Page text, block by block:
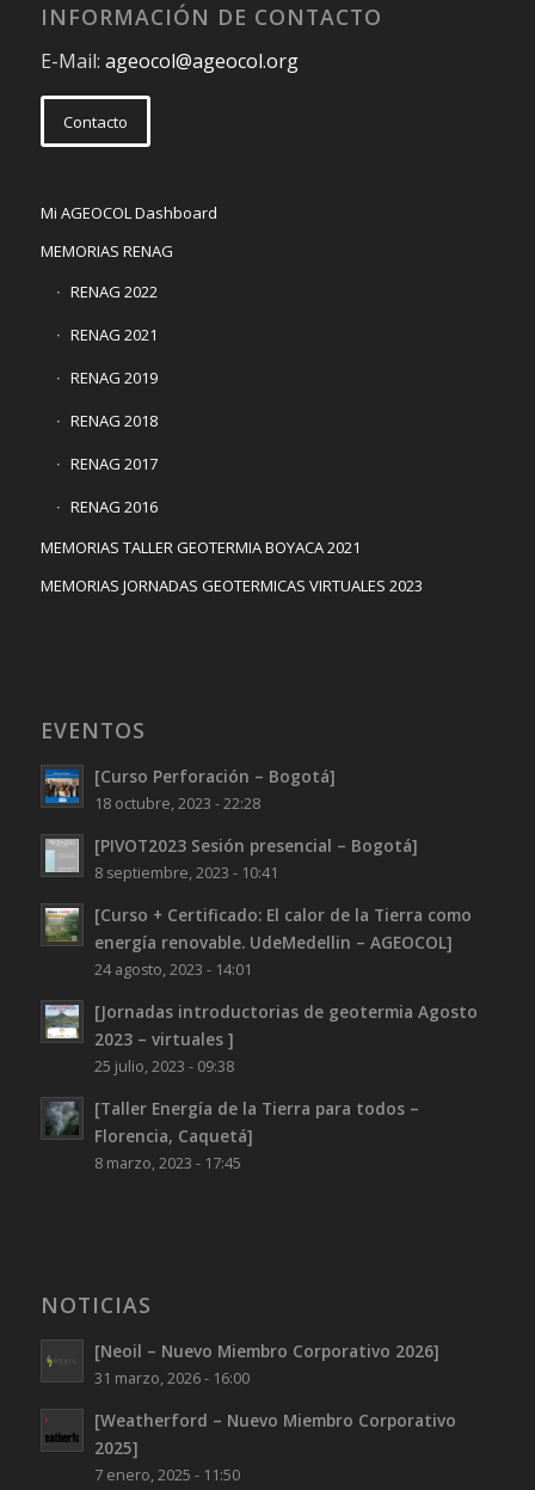
INFORMACIÓN DE CONTACTO
E-Mail: ageocol@ageocol.org
Contacto
Mi AGEOCOL Dashboard
MEMORIAS RENAG
RENAG 2022
RENAG 2021
RENAG 2019
RENAG 2018
RENAG 2017
RENAG 2016
MEMORIAS TALLER GEOTERMIA BOYACA 2021
MEMORIAS JORNADAS GEOTERMICAS VIRTUALES 2023
EVENTOS
[Curso Perforación – Bogotá]
18 octubre, 2023 - 22:28
[PIVOT2023 Sesión presencial – Bogotá]
8 septiembre, 2023 - 10:41
[Curso + Certificado: El calor de la Tierra como
energía renovable. UdeMedellin – AGEOCOL]
24 agosto, 2023 - 14:01
[Jornadas introductorias de geotermia Agosto
2023 – virtuales ]
25 julio, 2023 - 09:38
[Taller Energía de la Tierra para todos –
Florencia, Caquetá]
8 marzo, 2023 - 17:45
NOTICIAS
[Neoil – Nuevo Miembro Corporativo 2026]
31 marzo, 2026 - 16:00
[Weatherford – Nuevo Miembro Corporativo
2025]
7 enero, 2025 - 11:50